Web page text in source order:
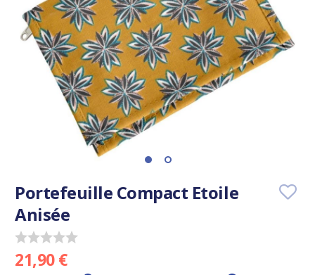
Portefeuille Compact Etoile
Anisée
21,90 €